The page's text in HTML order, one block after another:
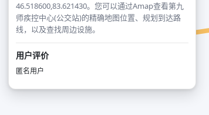
46.518600,83.621430。您可以通过Amap查看第九
师疾控中心(公交站)的精确地图位置、规划到达路
线，以及查找周边设施。
用户评价
匿名用户